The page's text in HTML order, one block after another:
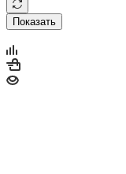
Показать